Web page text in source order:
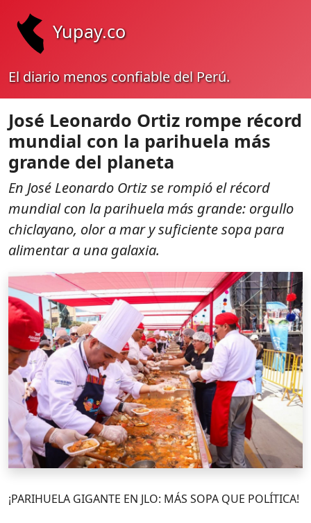
Yupay.co
El diario menos confiable del Perú.
José Leonardo Ortiz rompe récord
mundial con la parihuela más
grande del planeta
En José Leonardo Ortiz se rompió el récord
mundial con la parihuela más grande: orgullo
chiclayano, olor a mar y suficiente sopa para
alimentar a una galaxia.
¡PARIHUELA GIGANTE EN JLO: MÁS SOPA QUE POLÍTICA!